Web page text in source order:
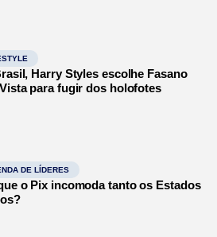
Harry Styles escolhe Fasano
para fugir dos holofotes
DE LÍDERES
o Pix incomoda tanto os Estados